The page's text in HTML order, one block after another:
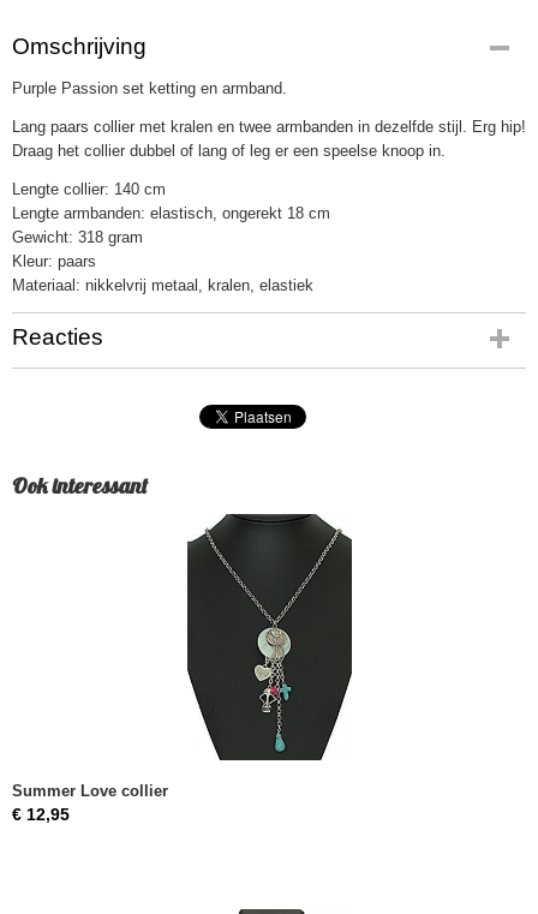
Omschrijving
Purple Passion set ketting en armband.
Lang paars collier met kralen en twee armbanden in dezelfde stijl. Erg hip!
Draag het collier dubbel of lang of leg er een speelse knoop in.
Lengte collier: 140 cm
Lengte armbanden: elastisch, ongerekt 18 cm
Gewicht: 318 gram
Kleur: paars
Materiaal: nikkelvrij metaal, kralen, elastiek
Reacties
Ook interessant
Summer Love collier
€ 12,95